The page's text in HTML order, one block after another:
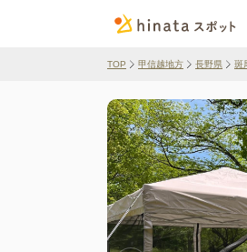
TOP 甲信越地方 長野県 斑